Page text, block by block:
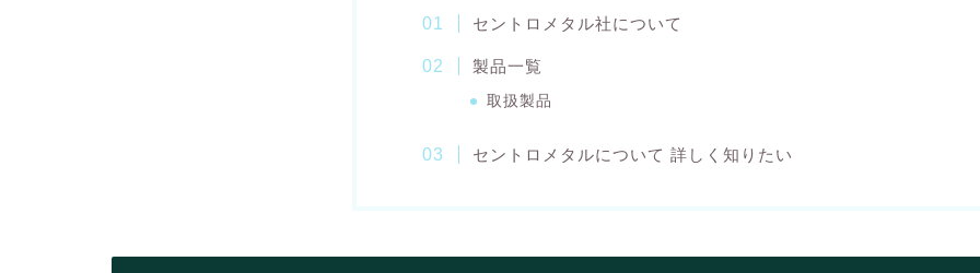
セントロメタル社について
製品一覧
取扱製品
セントロメタルについて 詳しく知りたい